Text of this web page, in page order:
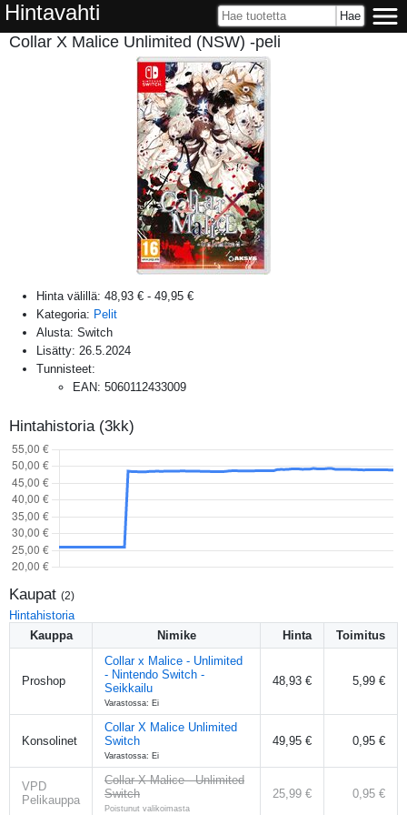
Hintavahti
Collar X Malice Unlimited (NSW) -peli
Hinta välillä: 48,93 € - 49,95 €
Kategoria: Pelit
Alusta: Switch
Lisätty: 26.5.2024
Tunnisteet:
EAN: 5060112433009
Hintahistoria (3kk)
Kaupat (2)
Hintahistoria
Kauppa
Nimike Hinta Toimitus
Proshop
Collar x Malice - Unlimited
- Nintendo Switch -
Seikkailu
Varastossa: Ei
48,93 € 5,99 €
Konsolinet
Collar X Malice Unlimited
Switch
Varastossa: Ei
49,95 € 0,95 €
VPD
Pelikauppa
Collar X Malice - Unlimited
Switch
Poistunut valikoimasta
25,99 € 0,95 €